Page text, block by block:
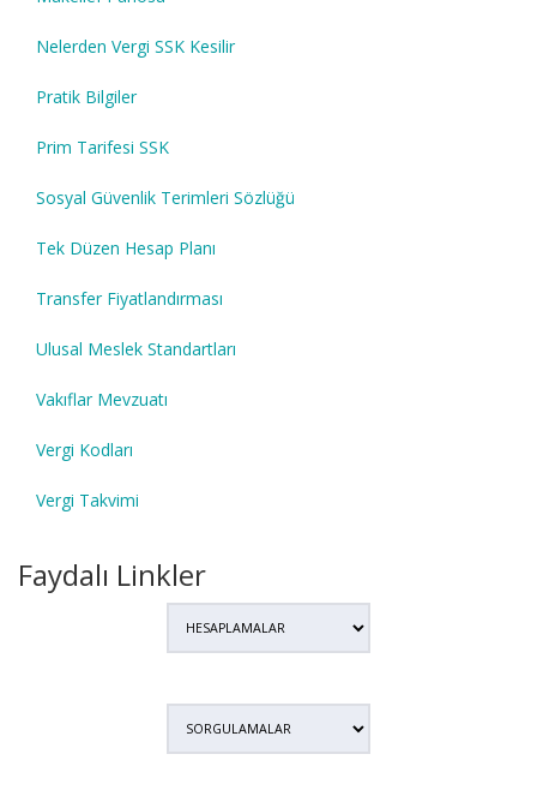
Nelerden Vergi SSK Kesilir
Pratik Bilgiler
Prim Tarifesi SSK
Sosyal Güvenlik Terimleri Sözlüğü
Tek Düzen Hesap Planı
Transfer Fiyatlandırması
Ulusal Meslek Standartları
Vakıflar Mevzuatı
Vergi Kodları
Vergi Takvimi
Faydalı Linkler